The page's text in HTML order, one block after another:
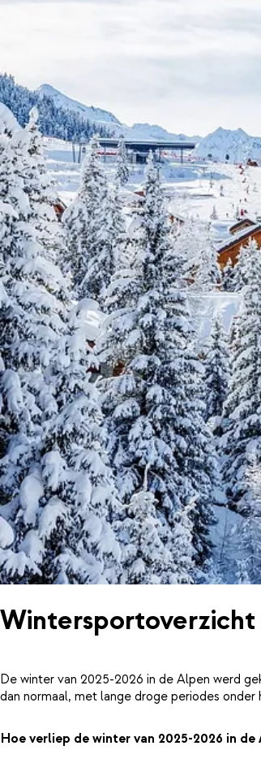
De winter van 2025-2026 in de Alpen werd
dan normaal, met lange droge periodes
Hoe verliep de winter van 2025-2026 in de